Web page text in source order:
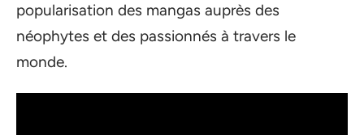
popularisation des mangas auprès des
néophytes et des passionnés à travers le
monde.